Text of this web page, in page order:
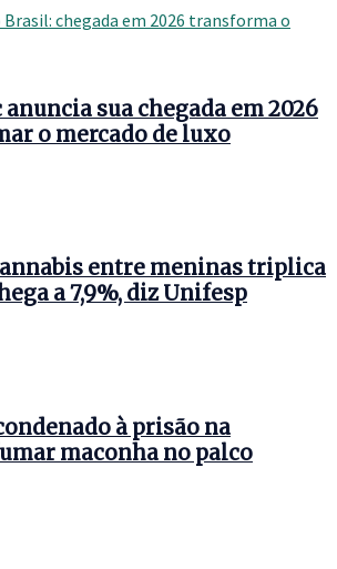
sua chegada em 2026
o mercado de luxo
entre meninas triplica
a 7,9%, diz Unifesp
à prisão na
maconha no palco